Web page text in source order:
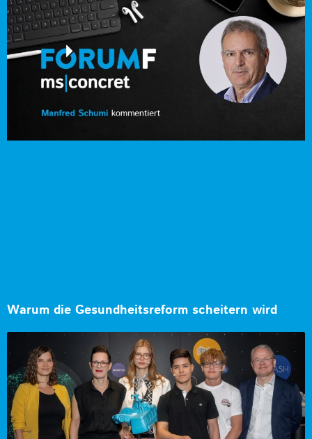
Warum die Gesundheitsreform scheitern wird